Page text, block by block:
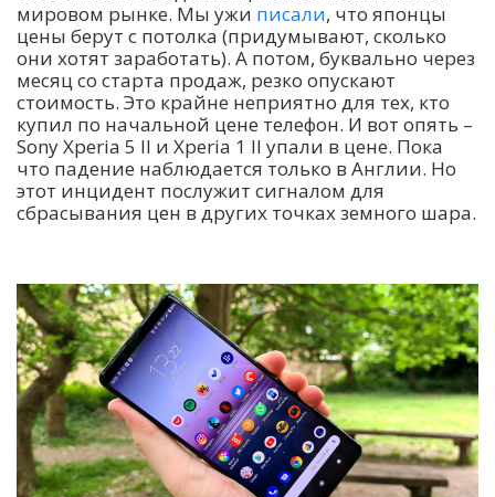
мировом рынке. Мы ужи писали, что японцы
цены берут с потолка (придумывают, сколько
они хотят заработать). А потом, буквально через
месяц со старта продаж, резко опускают
стоимость. Это крайне неприятно для тех, кто
купил по начальной цене телефон. И вот опять –
Sony Xperia 5 II и Xperia 1 II упали в цене. Пока
что падение наблюдается только в Англии. Но
этот инцидент послужит сигналом для
сбрасывания цен в других точках земного шара.